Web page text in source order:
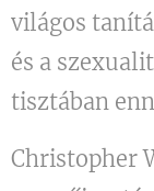
világos
és a
tisztában
Christopher